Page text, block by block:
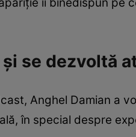
îi binedispun pe
se dezvoltă
Anghel Damian a
în special despre